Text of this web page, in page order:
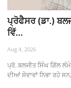
ਪ੍ਰੋਫੈਸਰ (ਡਾ.)
ਵਿੱ...
Aug 4, 2026
ਪ੍ਰੋ. ਬਲਜੀਤ ਸਿੰਘ ਗਿੱਲ
ਦੀਆਂ ਸੇਵਾਵਾਂ ਨਿਭਾ ਰਹੇ